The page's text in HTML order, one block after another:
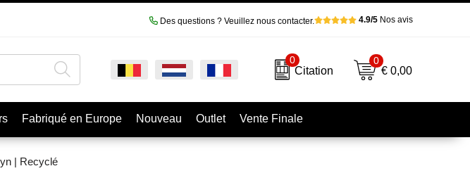
Des questions ? Veuillez nous contacter. 4.9/5Nos avis
0
Citation
0
€ 0,00
Fabriqué en Europe Nouveau Outlet Vente Finale
| Recyclé